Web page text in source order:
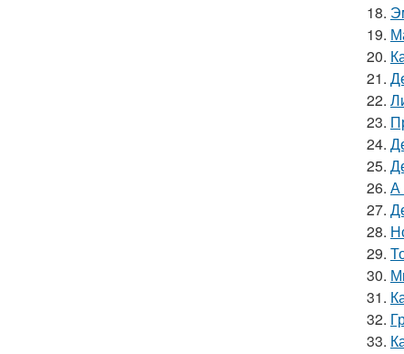
18.
19.
20.
21.
22.
23.
24.
25.
26. А
27.
28.
29.
30.
31.
32.
33.